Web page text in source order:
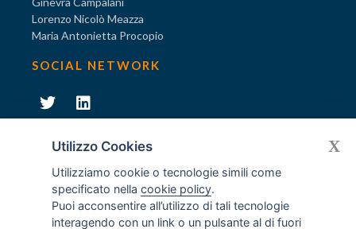
Lorenzo Nicolò Meazza
Maria Antonietta Procopio
SOCIAL NETWORK
Diventa socio di AODV
© Tutti i diritti riservati AODV231- ® Marchio registrato
Utilizzo Cookies
Utilizziamo cookie o tecnologie simili come
specificato nellacookie policy.
Puoi acconsentire all’utilizzo di tali tecnologie
interagendo con un link o un pulsante al di fuori
X